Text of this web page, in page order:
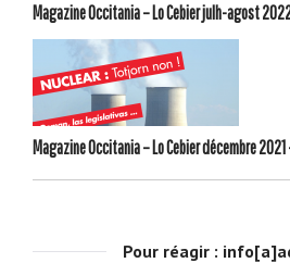
Magazine Occitania – Lo Cebier julh-agost
Magazine Occitania – Lo Cebier décembre
Pour réagir :